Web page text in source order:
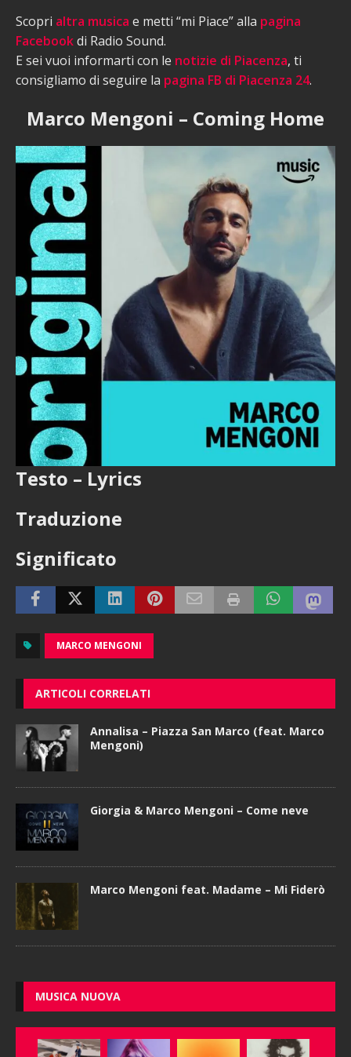
Scopri altra musica e metti “mi Piace” alla pagina
Facebookdi Radio Sound.
E sei vuoi informarti con le notizie di Piacenza, ti
consigliamo di seguire la pagina FB di Piacenza 24.
Marco Mengoni – Coming Home
Testo – Lyrics
Traduzione
Significato
MARCO MENGONI
ARTICOLI CORRELATI
Annalisa – Piazza San Marco (feat. Marco
Mengoni)
Giorgia & Marco Mengoni – Come neve
Marco Mengoni feat. Madame – Mi Fiderò
MUSICA NUOVA